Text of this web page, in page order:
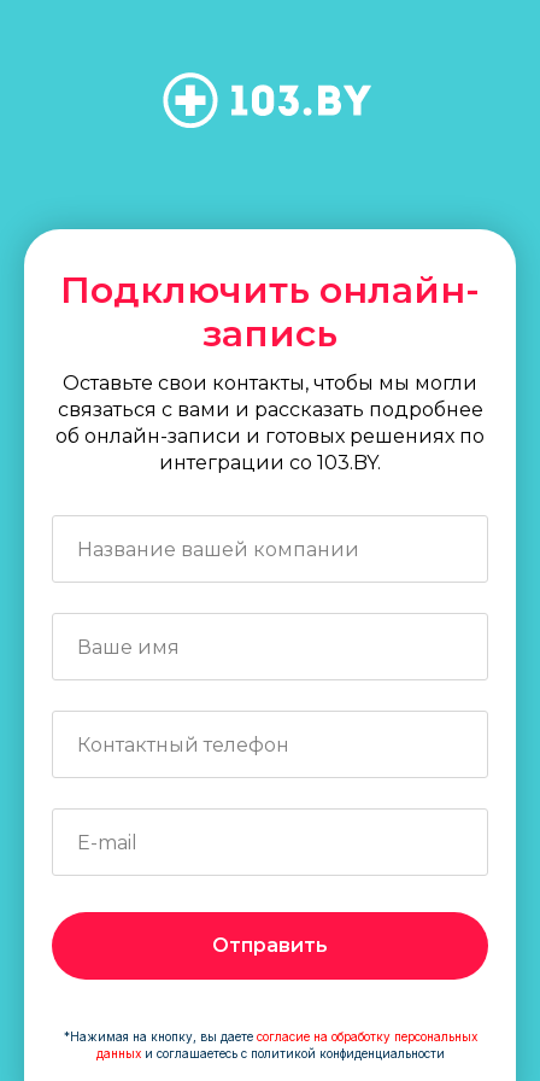
Подключить онлайн-
запись
Оставьте свои контакты, чтобы мы могли
связаться с вами и рассказать подробнее
об онлайн-записи и готовых решениях по
интеграции со 103.BY.
Отправить
*Нажимая на кнопку, вы даете согласие на обработку персональных
данныхи соглашаетесь c политикой конфиденциальности